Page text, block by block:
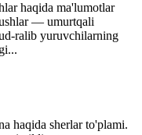
haqida ma'lumotlar
— umurtqali
ralib yuruvchilarning
haqida sherlar to'plami.